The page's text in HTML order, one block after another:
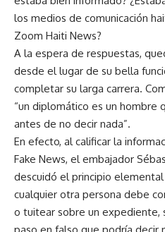
los medios de comunicación
Zoom Haiti News?
A la espera de respuestas,
desde el lugar de su bella
completar su larga carrera.
“un diplomático es un hombre
antes de no decir nada”.
En efecto, al calificar la
Fake News, el embajador
descuidó el principio
cualquier otra persona debe
o tuitear sobre un expediente,